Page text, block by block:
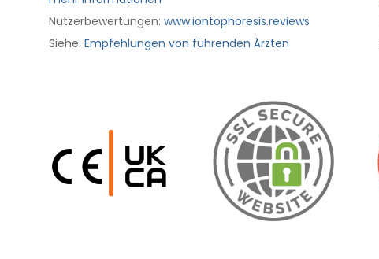
Nutzerbewertungen: www.iontophoresis.reviews
Siehe: Empfehlungen von führenden Ärzten